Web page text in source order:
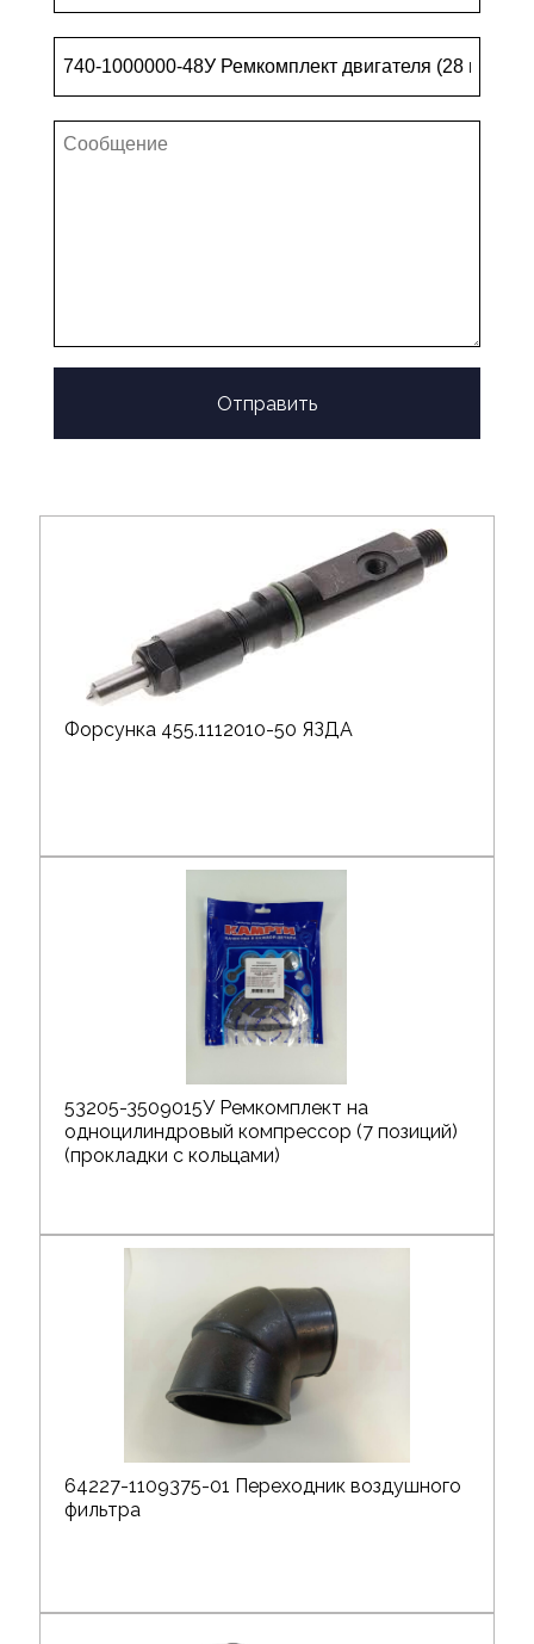
Отправить
Форсунка 455.1112010-50 ЯЗДА
53205-3509015У Ремкомплект на
одноцилиндровый компрессор (7 позиций)
(прокладки с кольцами)
64227-1109375-01 Переходник воздушного
фильтра